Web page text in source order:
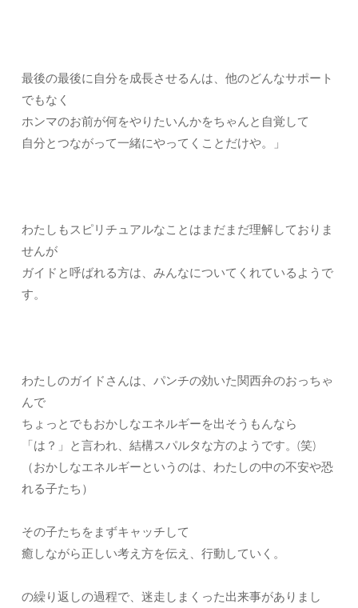
最後の最後に自分を成長させるんは、他のどんなサポート
でもなく
ホンマのお前が何をやりたいんかをちゃんと自覚して
自分とつながって一緒にやってくことだけや。」
わたしもスピリチュアルなことはまだまだ理解しておりま
せんが
ガイドと呼ばれる方は、みんなについてくれているようで
す。
わたしのガイドさんは、パンチの効いた関西弁のおっちゃ
んで
ちょっとでもおかしなエネルギーを出そうもんなら
「は？」と言われ、結構スパルタな方のようです。(笑)
（おかしなエネルギーというのは、わたしの中の不安や恐
れる子たち）
その子たちをまずキャッチして
癒しながら正しい考え方を伝え、行動していく。
の繰り返しの過程で、迷走しまくった出来事がありまし